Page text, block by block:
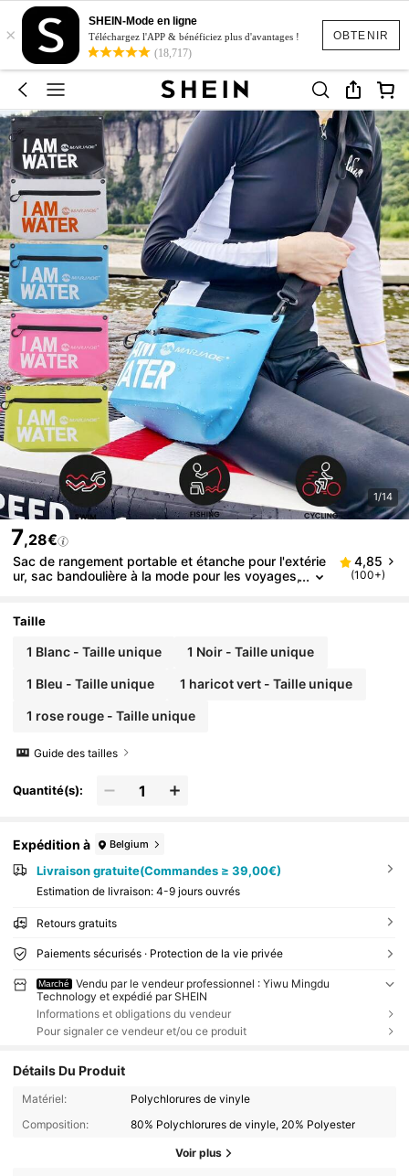
OBTENIR
×
SHEIN-Mode en ligne
Téléchargez l'APP & bénéficiez plus d'avantages !
(18,717)
1/14
7,28€
Sac de rangement portable et étanche pour l'extérie
ur, sac bandoulière à la mode pour les voyages,
4,85
(100+)
Taille
1 Blanc - Taille unique 1 Noir - Taille unique
1 Bleu - Taille unique 1 haricot vert - Taille unique
1 rose rouge - Taille unique
Guide des tailles
Quantité(s):
Expédition à Belgium
Livraison gratuite(Commandes ≥ 39,00€)
Estimation de livraison: 4-9 jours ouvrés
Retours gratuits
Paiements sécurisés · Protection de la vie privée
Marché
Vendu par le vendeur professionnel : Yiwu Mingdu
Technology et expédié par SHEIN
Informations et obligations du vendeur
Pour signaler ce vendeur et/ou ce produit
Détails Du Produit
Matériel:
Polychlorures de vinyle
Composition:
80% Polychlorures de vinyle, 20% Polyester
Voir plus